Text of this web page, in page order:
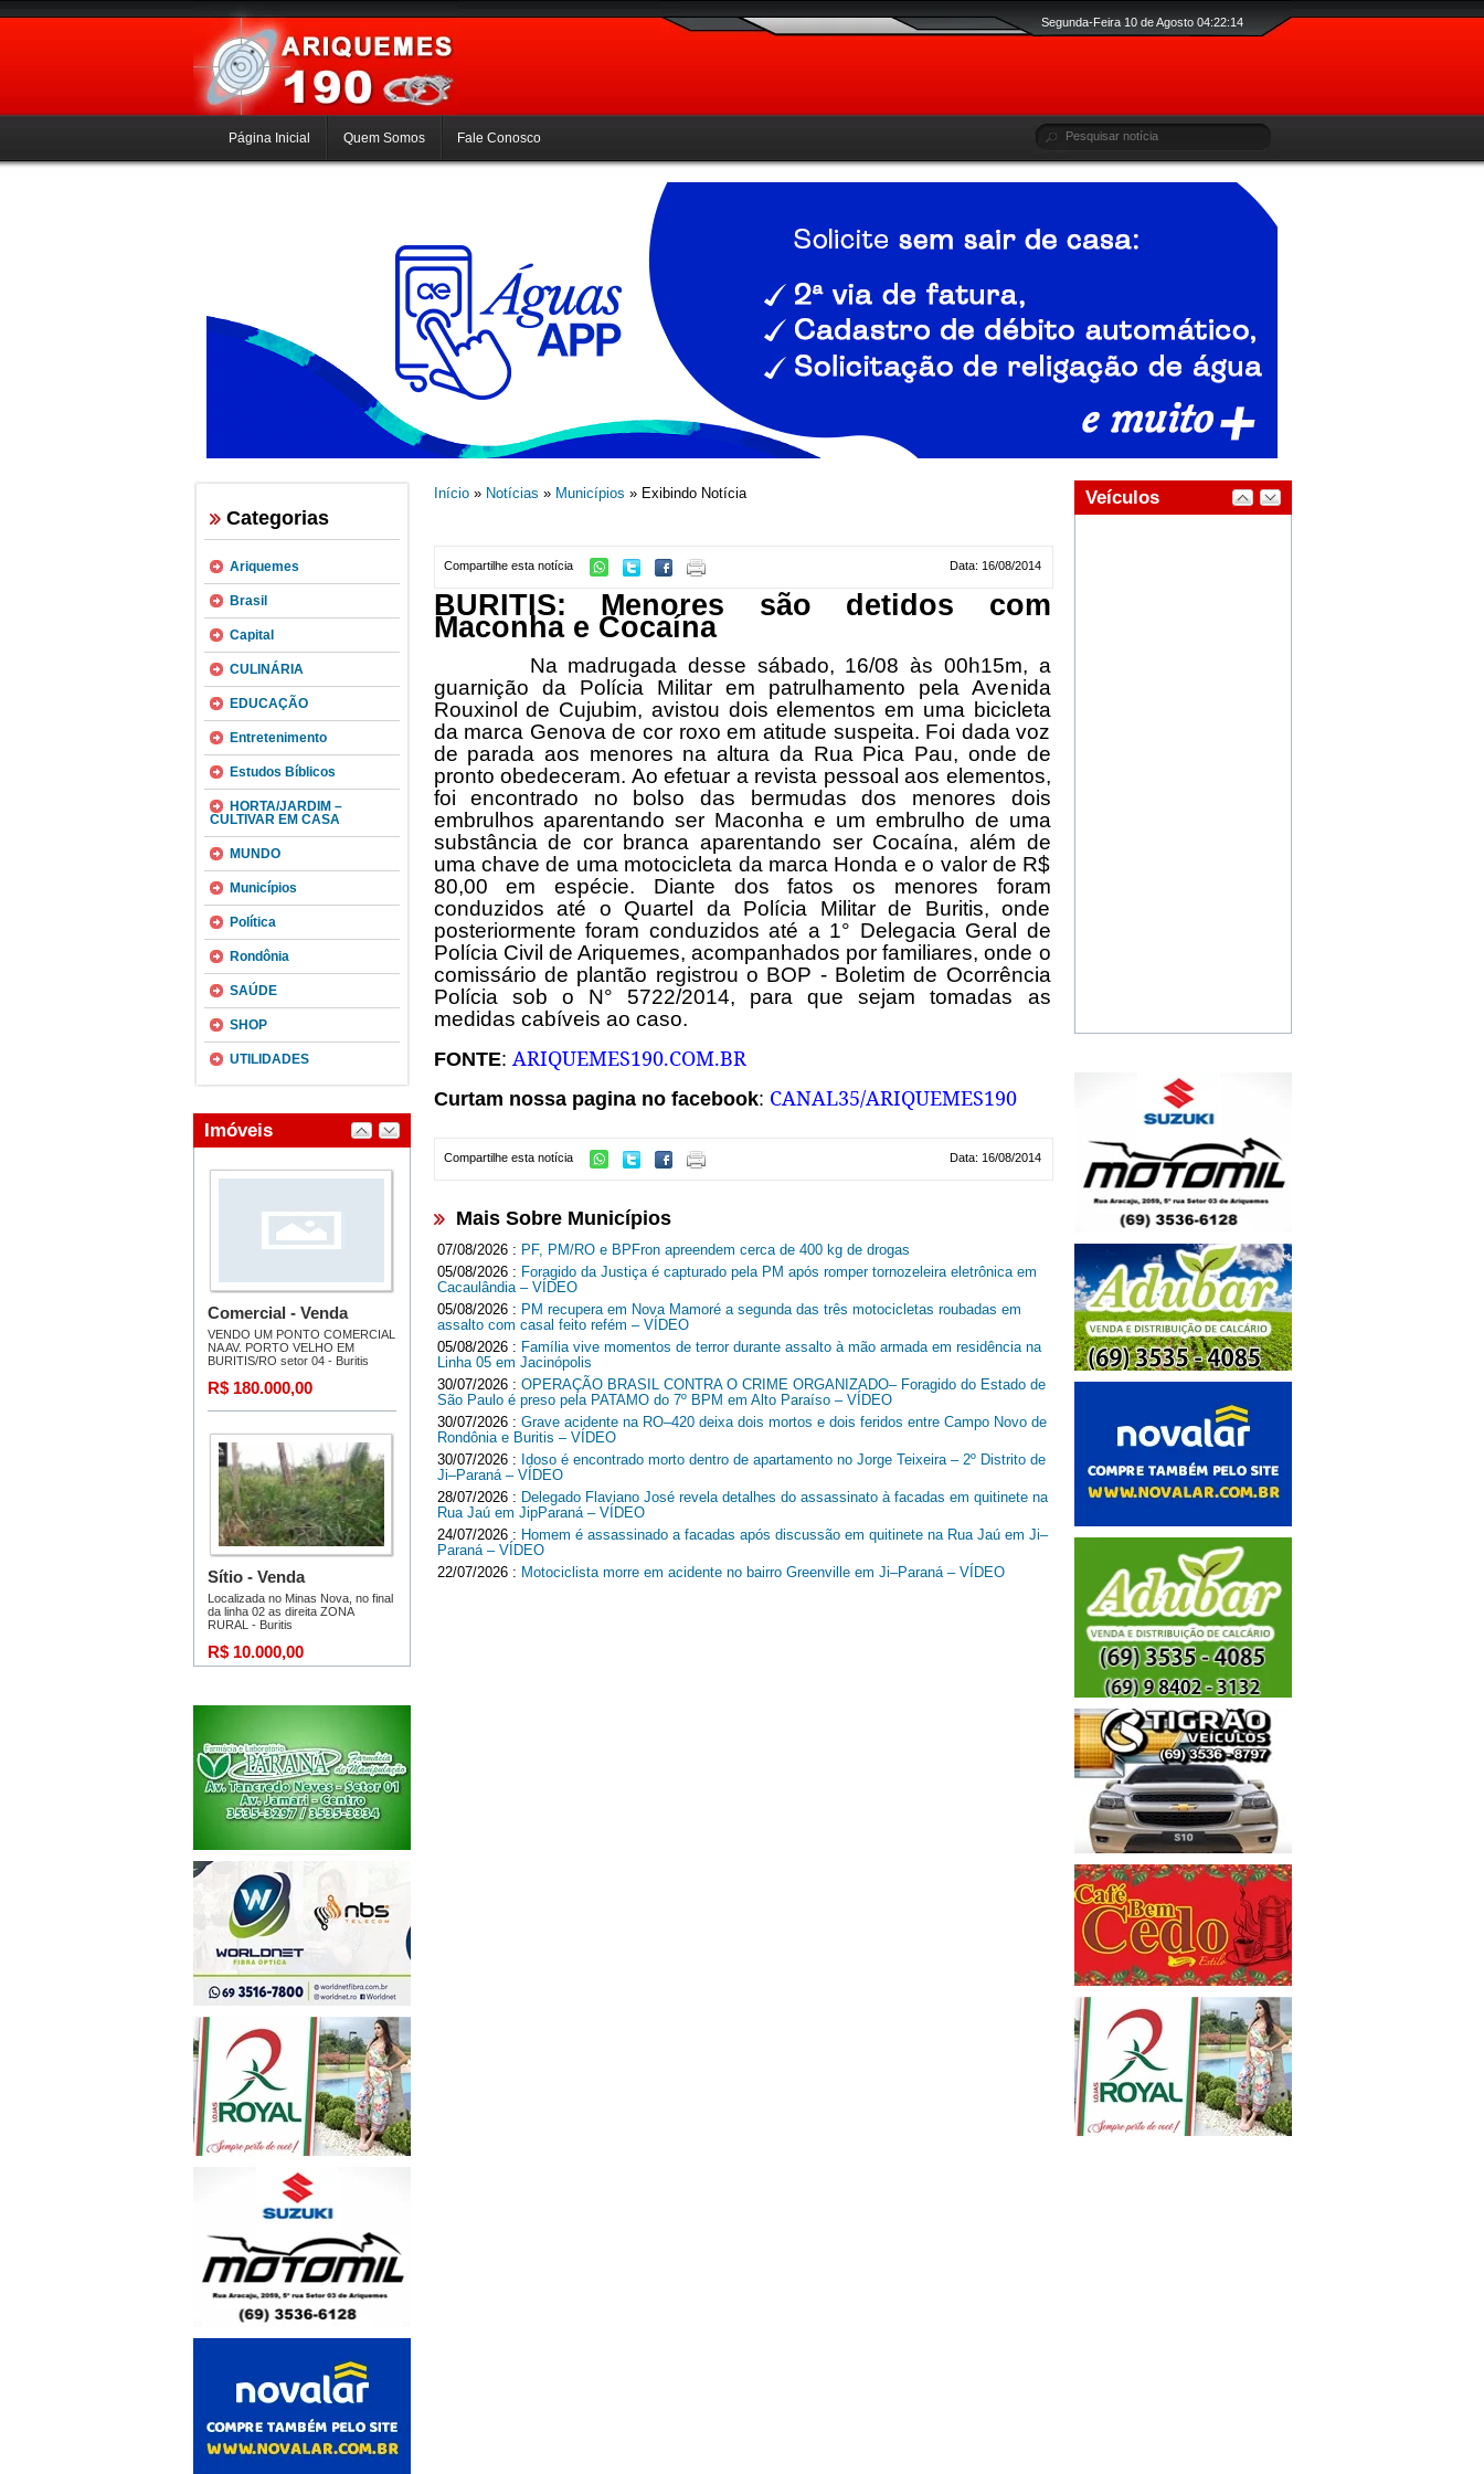
Segunda-Feira 10 de Agosto 04:22:15
Página Inicial Quem Somos Fale Conosco
Categorias
Ariquemes
Brasil
Capital
CULINÁRIA
EDUCAÇÃO
Entretenimento
Estudos Bíblicos
HORTA/JARDIM –
CULTIVAR EM CASA
MUNDO
Municípios
Política
Rondônia
SAÚDE
SHOP
UTILIDADES
Início» Notícias » Municípios » Exibindo Notícia
Data: 16/08/2014
Compartilhe esta notícia
BURITIS: Menores são detidos com
Maconha e Cocaína
Na madrugada desse sábado, 16/08 às 00h15m, a
guarnição da Polícia Militar em patrulhamento pela Avenida
Rouxinol de Cujubim, avistou dois elementos em uma bicicleta
da marca Genova de cor roxo em atitude suspeita. Foi dada voz
de parada aos menores na altura da Rua Pica Pau, onde de
pronto obedeceram. Ao efetuar a revista pessoal aos elementos,
foi encontrado no bolso das bermudas dos menores dois
embrulhos aparentando ser Maconha e um embrulho de uma
substância de cor branca aparentando ser Cocaína, além de
uma chave de uma motocicleta da marca Honda e o valor de R$
80,00 em espécie. Diante dos fatos os menores foram
conduzidos até o Quartel da Polícia Militar de Buritis, onde
posteriormente foram conduzidos até a 1° Delegacia Geral de
Polícia Civil de Ariquemes, acompanhados por familiares, onde o
comissário de plantão registrou o BOP - Boletim de Ocorrência
Polícia sob o N° 5722/2014, para que sejam tomadas as
medidas cabíveis ao caso.
FONTE: ARIQUEMES190.COM.BR
Curtam nossa pagina no facebook: CANAL35/ARIQUEMES190
Data: 16/08/2014
Compartilhe esta notícia
Mais Sobre Municípios
07/08/2026 : PF, PM/RO e BPFron apreendem cerca de 400 kg de drogas
05/08/2026 : Foragido da Justiça é capturado pela PM após romper tornozeleira eletrônica em
Cacaulândia – VÍDEO
05/08/2026 : PM recupera em Nova Mamoré a segunda das três motocicletas roubadas em
assalto com casal feito refém – VÍDEO
05/08/2026 : Família vive momentos de terror durante assalto à mão armada em residência na
Linha 05 em Jacinópolis
30/07/2026 : OPERAÇÃO BRASIL CONTRA O CRIME ORGANIZADO– Foragido do Estado de
São Paulo é preso pela PATAMO do 7º BPM em Alto Paraíso – VÍDEO
30/07/2026 : Grave acidente na RO–420 deixa dois mortos e dois feridos entre Campo Novo de
Rondônia e Buritis – VÍDEO
30/07/2026 : Idoso é encontrado morto dentro de apartamento no Jorge Teixeira – 2º Distrito de
Ji–Paraná – VÍDEO
28/07/2026 : Delegado Flaviano José revela detalhes do assassinato à facadas em quitinete na
Rua Jaú em JipParaná – VÍDEO
24/07/2026 : Homem é assassinado a facadas após discussão em quitinete na Rua Jaú em Ji–
Paraná – VÍDEO
22/07/2026 : Motociclista morre em acidente no bairro Greenville em Ji–Paraná – VÍDEO